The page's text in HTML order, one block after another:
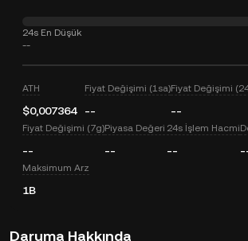
24s En Düşük
--
ATH
$0,007364
Fiyat Değişimi (1sa)
--
Fiyat Değişimi
--
Fiyat Değişimi (7g)
--
Piyasa Değeri
--
24s İşlem Hacmi
--
Maksimum Arz
1B
Daruma Hakkında